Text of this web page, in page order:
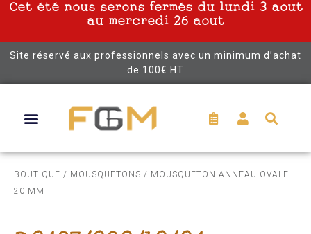
Cet été nous serons fermés du lundi 3 aout
au mercredi 26 aout
Site réservé aux professionnels avec un minimum d’achat
de 100€ HT
BOUTIQUE / MOUSQUETONS / MOUSQUETON ANNEAU OVALE
20 MM